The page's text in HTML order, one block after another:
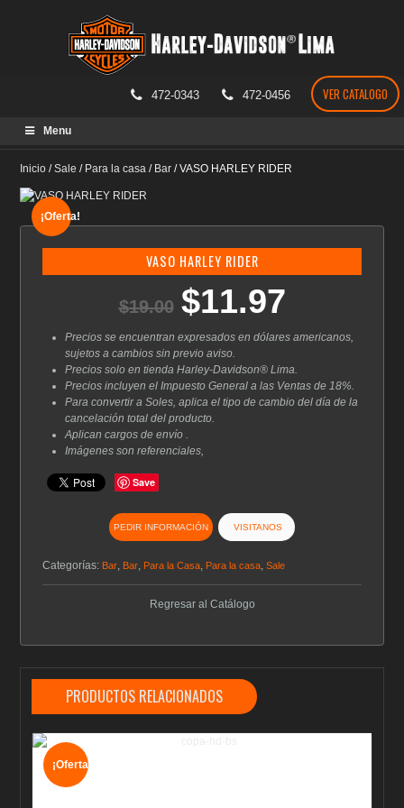
472-0343 472-0456 VER CATALOGO
Menu
Inicio /Sale / Para la casa / Bar /VASO HARLEY RIDER
¡Oferta!
VASO HARLEY RIDER
$19.00 El
precio
original
era:
$19.00.
$11.97El
actual
es:
$11.97.
Precios se encuentran expresados en dólares americanos,
sujetos a cambios sin previo aviso.
Precios solo en tienda Harley-Davidson® Lima.
Precios incluyen el Impuesto General a las Ventas de 18%.
Para convertir a Soles, aplica el tipo de cambio del día de la
cancelación total del producto.
Aplican cargos de envío .
Imágenes son referenciales,
Save
PEDIR INFORMACIÓN VISITANOS
Categorías: Bar Bar Para la Casa Para la casa ,Sale
Regresar al Catálogo
PRODUCTOS RELACIONADOS
¡Oferta!